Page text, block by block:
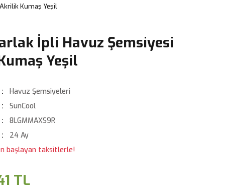
Kumaş Yeşil
İpli Havuz Şemsiyesi
Yeşil
Havuz Şemsiyeleri
SunCool
8LGMMAXS9R
24 Ay
başlayan taksitlerle!
TL